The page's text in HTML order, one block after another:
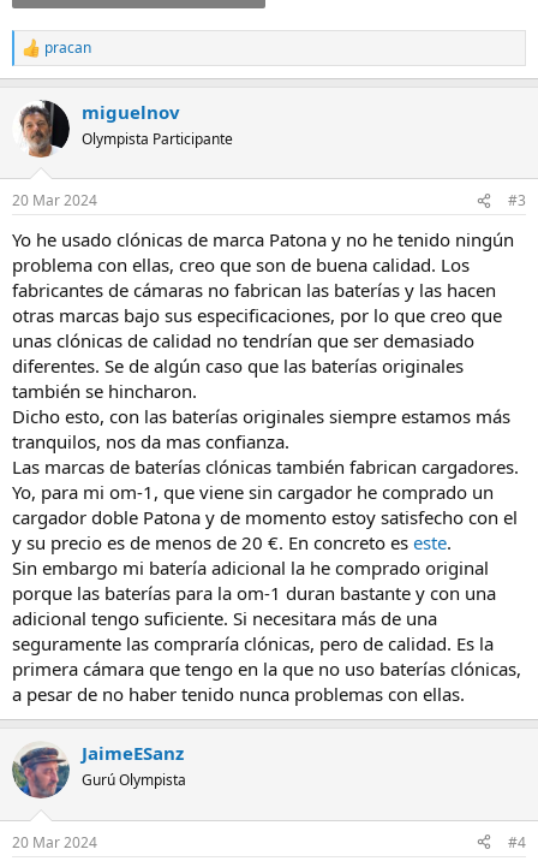
R
e
c
c
e
:
pracan
miguelnov
Olympista Participante
20 Mar 2024 #3
Yo he usado clónicas de marca Patona y no he tenido ningún
problema con ellas, creo que son de buena calidad. Los
fabricantes de cámaras no fabrican las baterías y las hacen
otras marcas bajo sus especificaciones, por lo que creo que
unas clónicas de calidad no tendrían que ser demasiado
diferentes. Se de algún caso que las baterías originales
también se hincharon.
Dicho esto, con las baterías originales siempre estamos más
tranquilos, nos da mas confianza.
Las marcas de baterías clónicas también fabrican cargadores.
Yo, para mi om-1, que viene sin cargador he comprado un
cargador doble Patona y de momento estoy satisfecho con el
y su precio es de menos de 20 €. En concreto es este.
Sin embargo mi batería adicional la he comprado original
porque las baterías para la om-1 duran bastante y con una
adicional tengo suficiente. Si necesitara más de una
seguramente las compraría clónicas, pero de calidad. Es la
primera cámara que tengo en la que no uso baterías clónicas,
a pesar de no haber tenido nunca problemas con ellas.
JaimeESanz
Gurú Olympista
20 Mar 2024 #4